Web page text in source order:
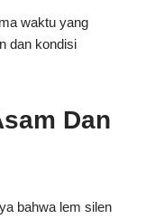
waktu yang
dan kondisi
Dan
bahwa lem silen